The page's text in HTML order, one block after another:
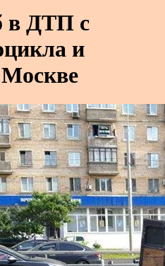
в ДТП с
и